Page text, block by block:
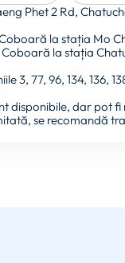
Phet 2 Rd,
la stația Mo
Coboară la stația
3, 77, 96, 134, 136,
disponibile, dar pot
se recomandă